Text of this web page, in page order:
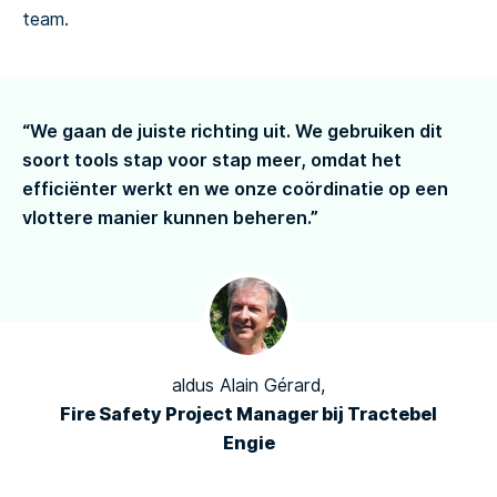
team.
“We gaan de juiste richting uit. We gebruiken dit
soort tools stap voor stap meer, omdat het
efficiënter werkt en we onze coördinatie op een
vlottere manier kunnen beheren.”
aldus Alain Gérard,
Fire Safety Project Manager bij Tractebel
Engie